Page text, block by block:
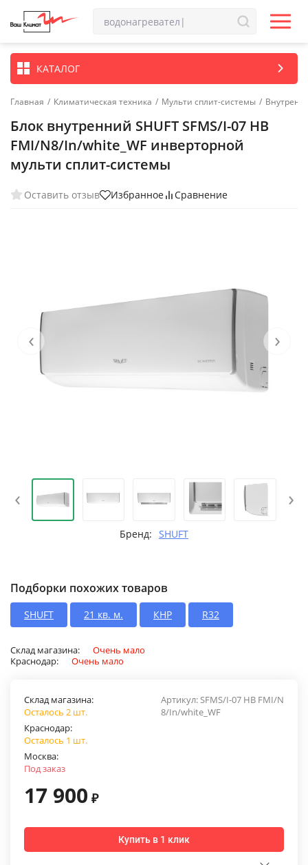
КАТАЛОГ
Главная / Климатическая техника / Мульти сплит-системы /
Блок внутренний SHUFT SFMS/I-07 HB
FMI/N8/In/white_WF инверторной
мульти сплит-системы
Оставить отзыв Избранное Сравнение
‹ ›
‹ ›
Бренд: SHUFT
Подборки похожих товаров
SHUFT 21 кв. м. КНР R32
Склад магазина:
Очень мало
Краснодар:
Очень мало
Артикул: SFMS/I-07 HB FMI/N
8/In/white_WF
Склад магазина:
Осталось 2 шт.
Краснодар:
Осталось 1 шт.
Москва:
Под заказ
17 900 ₽
Купить в 1 клик